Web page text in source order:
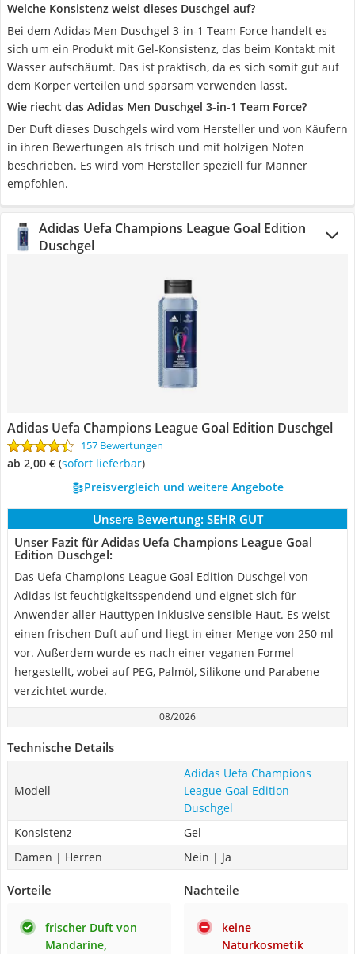
Welche Konsistenz weist dieses Duschgel auf?
Bei dem Adidas Men Duschgel 3-in-1 Team Force handelt es
sich um ein Produkt mit Gel-Konsistenz, das beim Kontakt mit
Wasser aufschäumt. Das ist praktisch, da es sich somit gut auf
dem Körper verteilen und sparsam verwenden lässt.
Wie riecht das Adidas Men Duschgel 3-in-1 Team Force?
Der Duft dieses Duschgels wird vom Hersteller und von Käufern
in ihren Bewertungen als frisch und mit holzigen Noten
beschrieben. Es wird vom Hersteller speziell für Männer
empfohlen.
Adidas Uefa Champions League Goal Edition
Duschgel
Adidas Uefa Champions League Goal Edition Duschgel
157 Bewertungen
ab 2,00 € ( Sofort lieferbar)
Preisvergleich und weitere Angebote
Unsere Bewertung: SEHR GUT
Unser Fazit für Adidas Uefa Champions League Goal
Edition Duschgel:
Das Uefa Champions League Goal Edition Duschgel von
Adidas ist feuchtigkeitsspendend und eignet sich für
Anwender aller Hauttypen inklusive sensible Haut. Es weist
einen frischen Duft auf und liegt in einer Menge von 250 ml
vor. Außerdem wurde es nach einer veganen Formel
hergestellt, wobei auf PEG, Palmöl, Silikone und Parabene
verzichtet wurde.
08/2026
Technische Details
Modell
Adidas Uefa Champions
League Goal Edition
Duschgel
Konsistenz
Gel
Damen | Herren
Nein | Ja
Vorteile
frischer Duft von
Mandarine,
Nachteile
keine
Naturkosmetik